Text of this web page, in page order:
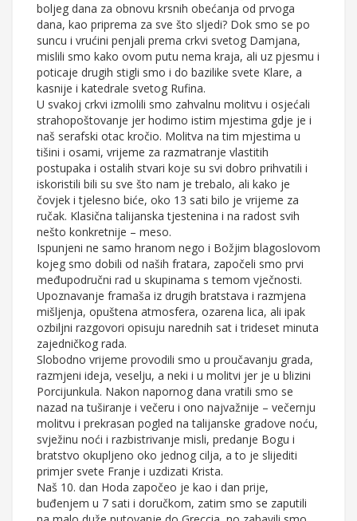
boljeg dana za obnovu krsnih obećanja od prvoga
dana, kao priprema za sve što sljedi? Dok smo se po
suncu i vrućini penjali prema crkvi svetog Damjana,
mislili smo kako ovom putu nema kraja, ali uz pjesmu i
poticaje drugih stigli smo i do bazilike svete Klare, a
kasnije i katedrale svetog Rufina.
U svakoj crkvi izmolili smo zahvalnu molitvu i osjećali
strahopoštovanje jer hodimo istim mjestima gdje je i
naš serafski otac kročio. Molitva na tim mjestima u
tišini i osami, vrijeme za razmatranje vlastitih
postupaka i ostalih stvari koje su svi dobro prihvatili i
iskoristili bili su sve što nam je trebalo, ali kako je
čovjek i tjelesno biće, oko 13 sati bilo je vrijeme za
ručak. Klasična talijanska tjestenina i na radost svih
nešto konkretnije – meso.
Ispunjeni ne samo hranom nego i Božjim blagoslovom
kojeg smo dobili od naših fratara, započeli smo prvi
međupodručni rad u skupinama s temom vječnosti.
Upoznavanje framaša iz drugih bratstava i razmjena
mišljenja, opuštena atmosfera, ozarena lica, ali ipak
ozbiljni razgovori opisuju narednih sat i trideset minuta
zajedničkog rada.
Slobodno vrijeme provodili smo u proučavanju grada,
razmjeni ideja, veselju, a neki i u molitvi jer je u blizini
Porcijunkula. Nakon napornog dana vratili smo se
nazad na tuširanje i večeru i ono najvažnije – večernju
molitvu i prekrasan pogled na talijanske gradove noću,
svježinu noći i razbistrivanje misli, predanje Bogu i
bratstvo okupljeno oko jednog cilja, a to je slijediti
primjer svete Franje i uzdizati Krista.
Naš 10. dan Hoda započeo je kao i dan prije,
buđenjem u 7 sati i doručkom, zatim smo se zaputili